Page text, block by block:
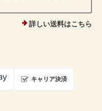
詳しい送料はこちら
キャリア決済